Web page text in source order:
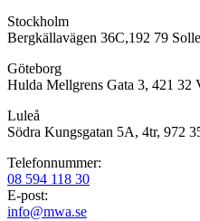
Stockholm
Bergkällavägen 36C,192 79
Göteborg
Hulda Mellgrens Gata 3, 421 32
Luleå
Södra Kungsgatan 5A, 4tr, 972
Telefonnummer:
08 594 118 30
E-post:
info@mwa.se